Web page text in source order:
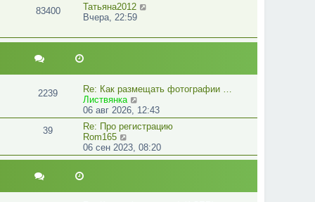
83400
Татьяна2012
Вчера, 22:59
2239
Re: Как размещать фотографии …
Листвянка
е
р
е
т
и
о
06 авг 2026, 12:43
39
Re: Про регистрацию
Rom165
е
р
06 сен 2023, 08:20